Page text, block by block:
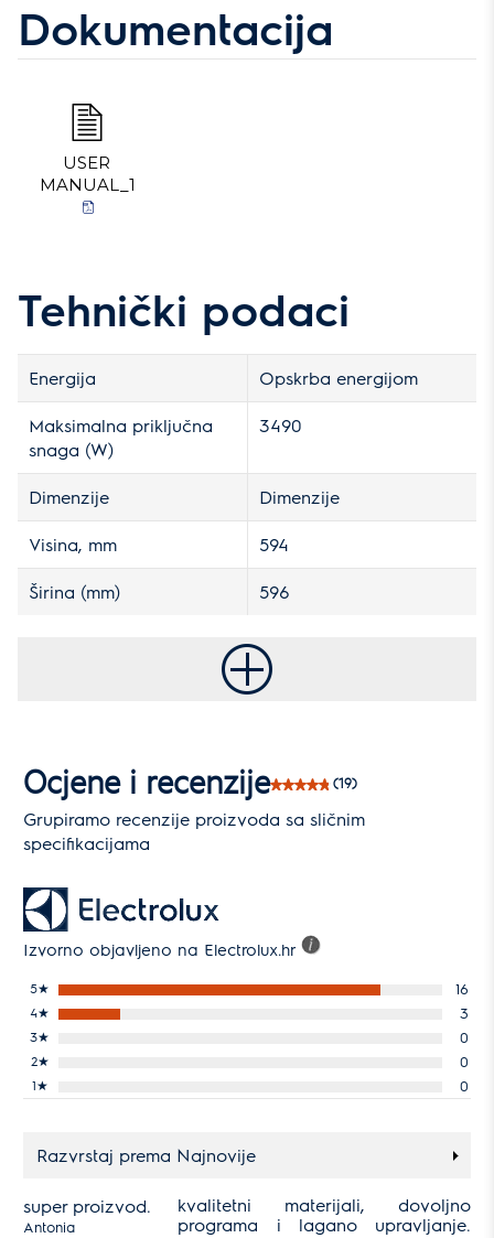
Dokumentacija
USER
MANUAL_1
Tehnički podaci
Energija Opskrba energijom
Maksimalna priključna
snaga (W)
3490
Dimenzije Dimenzije
Visina, mm 594
Širina (mm) 596
Ocjene i recenzije (19)
Grupiramo recenzije proizvoda sa sličnim
specifikacijama
Izvorno objavljeno na Electrolux.hr
5★ 16
4★ 3
3★ 0
2★ 0
1★ 0
Razvrstaj prema Najnovije
super proizvod.
Antonia
kvalitetni materijali, dovoljno
programa i lagano upravljanje.